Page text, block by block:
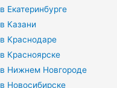
в Екатеринбурге
в Казани
в Краснодаре
в Красноярске
в Нижнем Новгороде
в Новосибирске